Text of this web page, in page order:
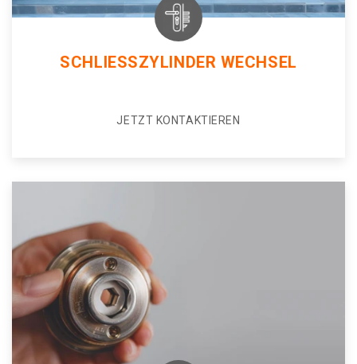
SCHLIESSZYLINDER WECHSEL
JETZT KONTAKTIEREN